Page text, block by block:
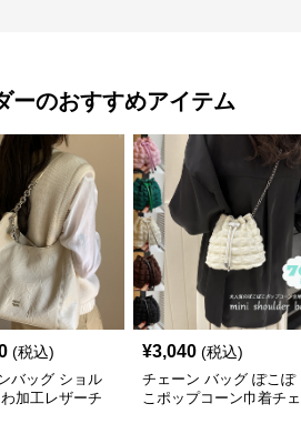
ーのおすすめアイテム
(税込)
バッグ ショル
加工レザーチ
¥3,040 (税込)
チェーン バッグ ぽこぽ
こポップコーン巾着チェ